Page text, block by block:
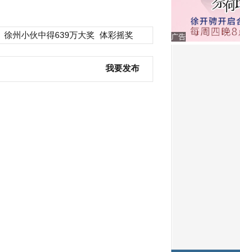
徐州小伙中得639万大奖 体彩摇奖
我要发布
广告